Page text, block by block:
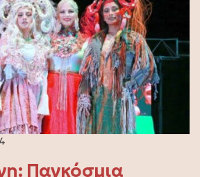
Παγκόσμια